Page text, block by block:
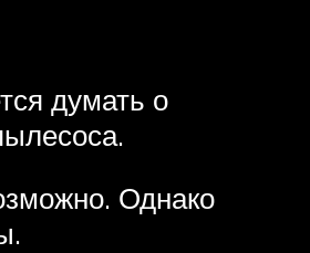
думать о
Однако